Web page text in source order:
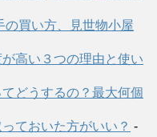
買い方、見世物小屋
高い３つの理由と使い
どうするの？最大何個
ておいた方がいい？ -